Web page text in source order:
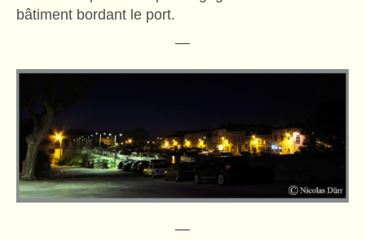
bâtiment bordant le port.
—
—